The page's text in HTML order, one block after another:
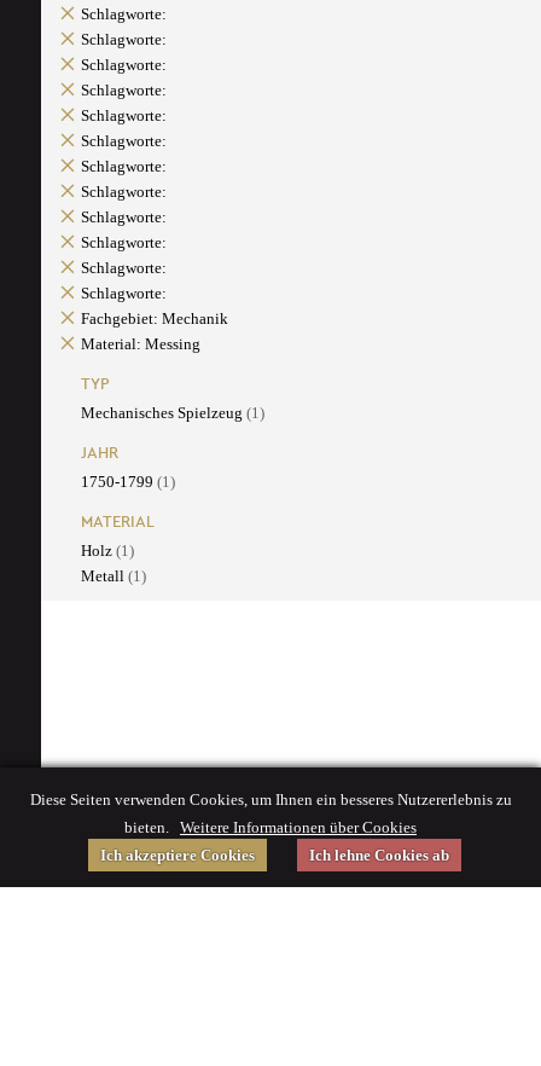
Schlagworte:
Schlagworte:
Schlagworte:
Schlagworte:
Schlagworte:
Schlagworte:
Schlagworte:
Schlagworte:
Schlagworte:
Schlagworte:
Schlagworte:
Schlagworte:
Fachgebiet: Mechanik
Material: Messing
TYP
Mechanisches Spielzeug (1)
JAHR
1750-1799 (1)
MATERIAL
Holz (1)
Metall (1)
Diese Seiten verwenden Cookies, um Ihnen ein besseres Nutzererlebnis zu
bieten. Weitere Informationen über Cookies
Ich akzeptiere Cookies
Ich lehne Cookies ab